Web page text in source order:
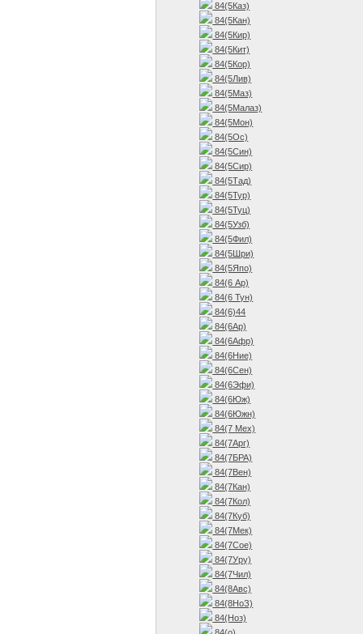
84(5Каз)
84(5Кан)
84(5Кир)
84(5Кит)
84(5Кор)
84(5Лив)
84(5Маз)
84(5Малаз)
84(5Мон)
84(5Ос)
84(5Син)
84(5Сир)
84(5Тад)
84(5Тур)
84(5Туц)
84(5Узб)
84(5Фил)
84(5Шри)
84(5Япо)
84(6 Ар)
84(6 Тун)
84(6)44
84(6Ар)
84(6Афр)
84(6Ние)
84(6Сен)
84(6Эфи)
84(6Юж)
84(6Южн)
84(7 Мех)
84(7Арг)
84(7БРА)
84(7Вен)
84(7Кан)
84(7Кол)
84(7Куб)
84(7Мек)
84(7Сое)
84(7Уру)
84(7Чил)
84(8Авс)
84(8НоЗ)
84(Ноз)